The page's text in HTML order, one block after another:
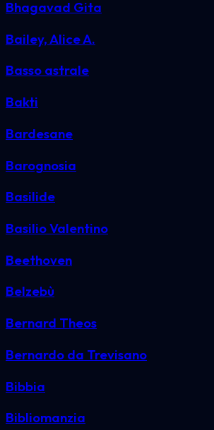
Bhagavad Gita
Bailey, Alice A.
Basso astrale
Bakti
Bardesane
Barognosia
Basilide
Basilio Valentino
Beethoven
Belzebù
Bernard Theos
Bernardo da Trevisano
Bibbia
Bibliomanzia